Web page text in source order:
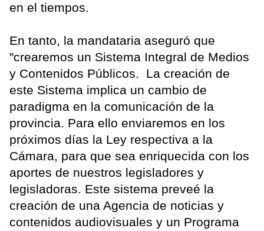
en el tiempos.
En tanto, la mandataria aseguró que
"crearemos un Sistema Integral de Medios
y Contenidos Públicos. La creación de
este Sistema implica un cambio de
paradigma en la comunicación de la
provincia. Para ello enviaremos en los
próximos días la Ley respectiva a la
Cámara, para que sea enriquecida con los
aportes de nuestros legisladores y
legisladoras. Este sistema preveé la
creación de una Agencia de noticias y
contenidos audiovisuales y un Programa